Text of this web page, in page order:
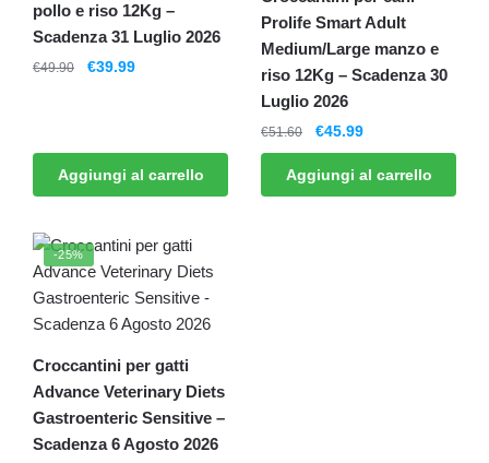
pollo e riso 12Kg –
Scadenza 31 Luglio 2026
€49.90 €39.99
Aggiungi al carrello
Prolife Smart Adult
Medium/Large manzo e
riso 12Kg – Scadenza 30
Luglio 2026
€51.60 €45.99
Aggiungi al carrello
-25%
Croccantini per gatti
Advance Veterinary Diets
Gastroenteric Sensitive –
Scadenza 6 Agosto 2026